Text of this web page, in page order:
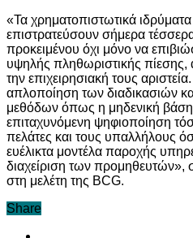
«Τα χρηματοπιστωτικά
επιστρατεύσουν σήμερα
προκειμένου όχι μόνο να
υψηλής πληθωριστικής πίεσης,
την επιχειρησιακή τους
απλοποίηση των διαδικασιών
μεθόδων όπως η μηδενική
επιταχυνόμενη ψηφιοποίηση
πελάτες και τους υπαλλήλους
ευέλικτα μοντέλα παροχής
διαχείριση των προμηθευτών»,
στη μελέτη της BCG.
Share